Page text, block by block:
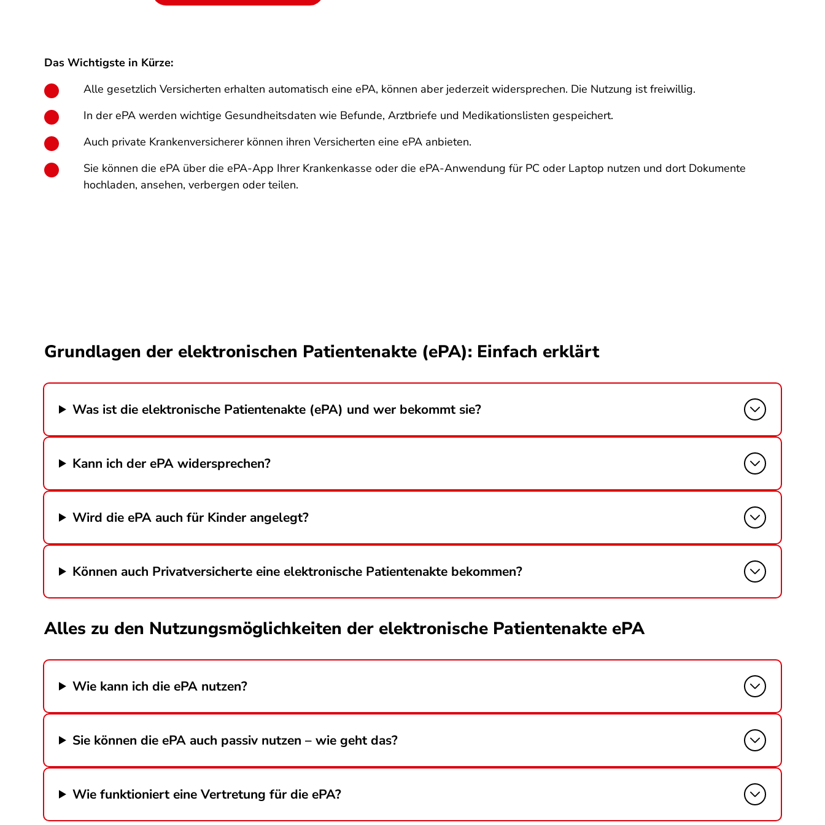
Das Wichtigste in Kürze:
Alle gesetzlich Versicherten erhalten automatisch eine ePA, können aber jederzeit widersprechen. Die Nutzung ist freiwillig.
In der ePA werden wichtige Gesundheitsdaten wie Befunde, Arztbriefe und Medikationslisten gespeichert.
Auch private Krankenversicherer können ihren Versicherten eine ePA anbieten.
Sie können die ePA über die ePA-App Ihrer Krankenkasse oder die ePA-Anwendung für PC oder Laptop nutzen und dort Dokumente
hochladen, ansehen, verbergen oder teilen.
Grundlagen der elektronischen Patientenakte (ePA): Einfach erklärt
Was ist die elektronische Patientenakte (ePA) und wer bekommt sie?
Kann ich der ePA widersprechen?
Wird die ePA auch für Kinder angelegt?
Können auch Privatversicherte eine elektronische Patientenakte bekommen?
Alles zu den Nutzungsmöglichkeiten der elektronische Patientenakte ePA
Wie kann ich die ePA nutzen?
Sie können die ePA auch passiv nutzen – wie geht das?
Wie funktioniert eine Vertretung für die ePA?